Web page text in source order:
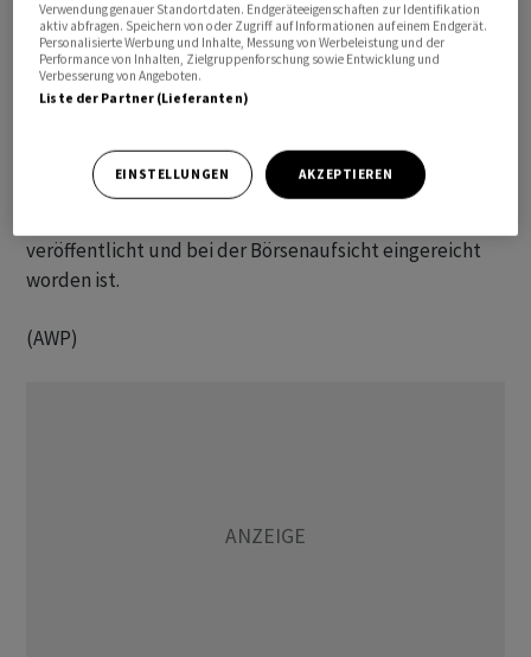
Mitglieder würde auslaufen, wie aus der Einladung am
Dienstag hervorgeht.
Das Unternehmen hatte Anfang Juni eine
Jahresberichts 2025 von der SIX Exchange Regulation
bis zum 31. Juli erhalten. Die Aktien vonLeclanché
veröffentlicht und bei der Börsenaufsicht eingereicht
worden ist.
(AWP)
Verwendung genauer Standortdaten. Endgeräteeigenschaften zur Identifikation
aktiv abfragen. Speichern von oder Zugriff auf Informationen auf einem Endgerät.
Personalisierte Werbung und Inhalte, Messung von Werbeleistung und der
Performance von Inhalten, Zielgruppenforschung sowie Entwicklung und
Verbesserung von Angeboten.
Liste der Partner (Lieferanten)
EINSTELLUNGEN AKZEPTIEREN